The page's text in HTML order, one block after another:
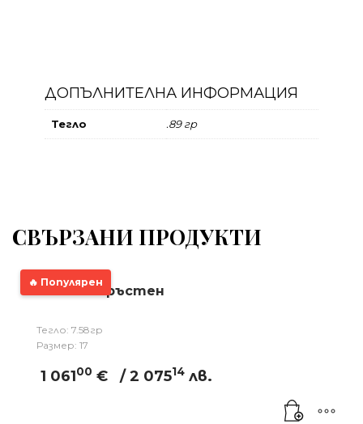
ДОПЪЛНИТЕЛНА ИНФОРМАЦИЯ
Тегло .89 гр
СВЪРЗАНИ ПРОДУКТИ
🔥 Популярен
Златен пръстен
Тегло: 7.58гр
Размер: 17
1 06100 € / 2 07514 лв.